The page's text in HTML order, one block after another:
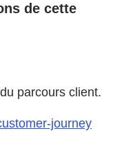
de cette
parcours client.
journey